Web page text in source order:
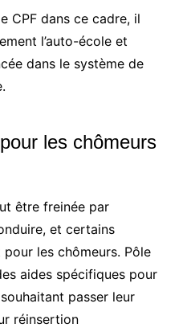
CPF dans ce cadre, il
l’auto-école et
dans le système de
les chômeurs
être freinée par
et certains
les chômeurs. Pôle
aides spécifiques pour
passer leur
réinsertion